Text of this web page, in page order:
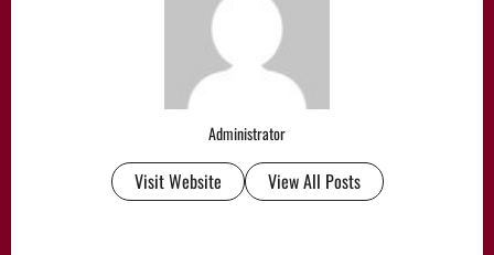
Administrator
Visit Website View All Posts